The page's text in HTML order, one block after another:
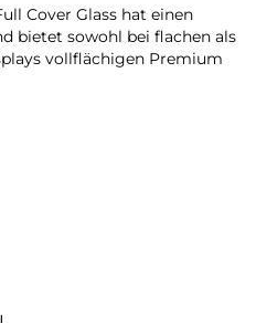
Cover Glass hat einen
bietet sowohl bei flachen als
vollflächigen Premium
und sorgfältige
angenehme Haptik an den
des Echtglases gibt
sich dauerhaft auf dem
Einsatz wie. z.B.
Behörden und andere
sorgt für
dem Display und ist bei